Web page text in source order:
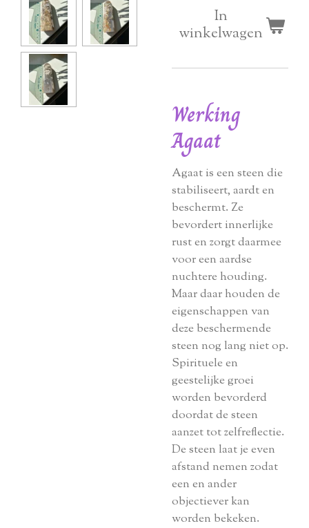
In
winkelwagen
Werking
Agaat
Agaat is een steen die
stabiliseert, aardt en
beschermt. Ze
bevordert innerlijke
rust en zorgt daarmee
voor een aardse
nuchtere houding.
Maar daar houden de
eigenschappen van
deze beschermende
steen nog lang niet op.
Spirituele en
geestelijke groei
worden bevorderd
doordat de steen
aanzet tot zelfreflectie.
De steen laat je even
afstand nemen zodat
een en ander
objectiever kan
worden bekeken.